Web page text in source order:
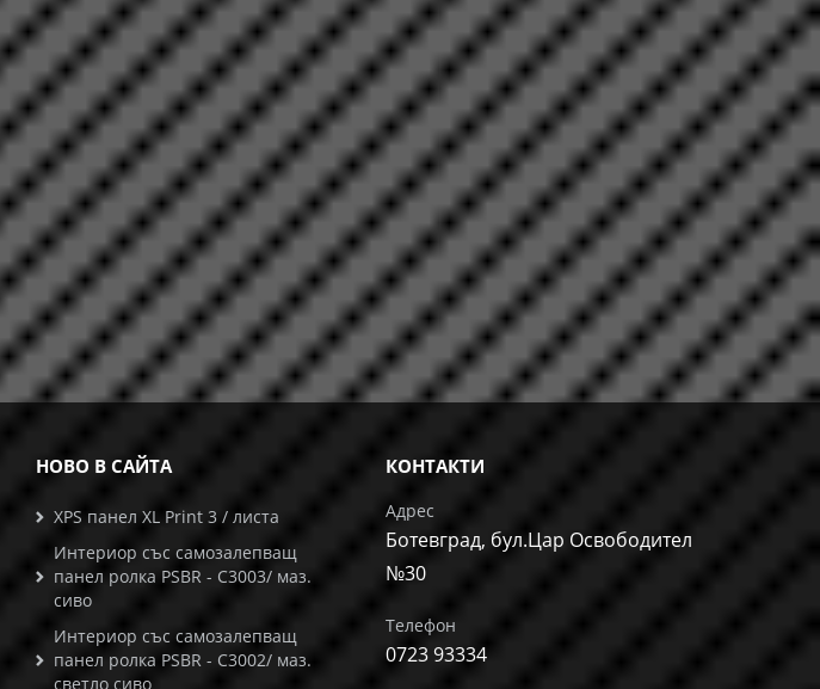
НОВО В САЙТА
XPS панел XL Print 3 / листа
Интериор със самозалепващ
панел ролка PSBR - C3003/ маз.
сиво
Интериор със самозалепващ
панел ролка PSBR - C3002/ маз.
светло сиво
КОНТАКТИ
Адрес
Ботевград, бул.Цар Освободител
№30
Телефон
0723 93334